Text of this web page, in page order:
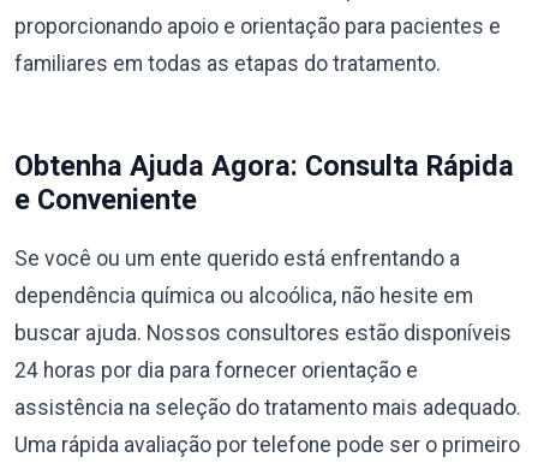
proporcionando apoio e orientação para pacientes e
familiares em todas as etapas do tratamento.
Obtenha Ajuda Agora: Consulta Rápida
e Conveniente
Se você ou um ente querido está enfrentando a
dependência química ou alcoólica, não hesite em
buscar ajuda. Nossos consultores estão disponíveis
24 horas por dia para fornecer orientação e
assistência na seleção do tratamento mais adequado.
Uma rápida avaliação por telefone pode ser o primeiro